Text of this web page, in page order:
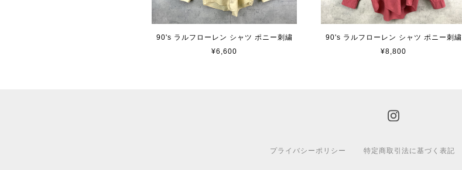
90's ラルフローレン シャツ ポニー刺繍
¥6,600
90's ラルフローレン シャツ ポニー刺繍
¥8,800
プライバシーポリシー 特定商取引法に基づく表記